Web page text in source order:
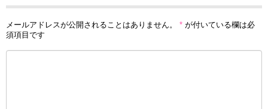
メールアドレスが公開されることはありません。 * が付いている欄は必
須項目です